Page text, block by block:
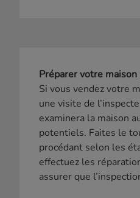
Préparer votre
Si vous vendez votre
une visite de
examinera la maison
potentiels. Faites le
procédant selon les
effectuez les
assurer que